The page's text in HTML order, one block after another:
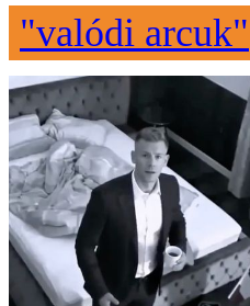
"valódi arcuk"